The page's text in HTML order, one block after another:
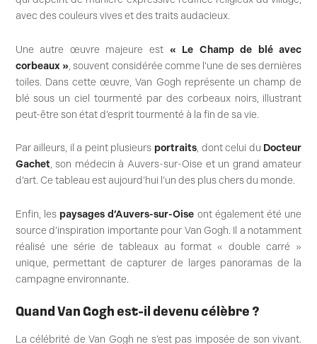
avec des couleurs vives et des traits audacieux.
Une autre œuvre majeure est « Le Champ de blé avec
corbeaux », souvent considérée comme l’une de ses dernières
toiles. Dans cette œuvre, Van Gogh représente un champ de
blé sous un ciel tourmenté par des corbeaux noirs, illustrant
peut-être son état d’esprit tourmenté à la fin de sa vie.
Par ailleurs, il a peint plusieurs portraits, dont celui du Docteur
Gachet, son médecin à Auvers-sur-Oise et un grand amateur
d’art. Ce tableau est aujourd’hui l’un des plus chers du monde.
Enfin, les paysages d’Auvers-sur-Oise ont également été une
source d’inspiration importante pour Van Gogh. Il a notamment
réalisé une série de tableaux au format « double carré »
unique, permettant de capturer de larges panoramas de la
campagne environnante.
Quand Van Gogh est-il devenu célèbre ?
La célébrité de Van Gogh ne s’est pas imposée de son vivant.